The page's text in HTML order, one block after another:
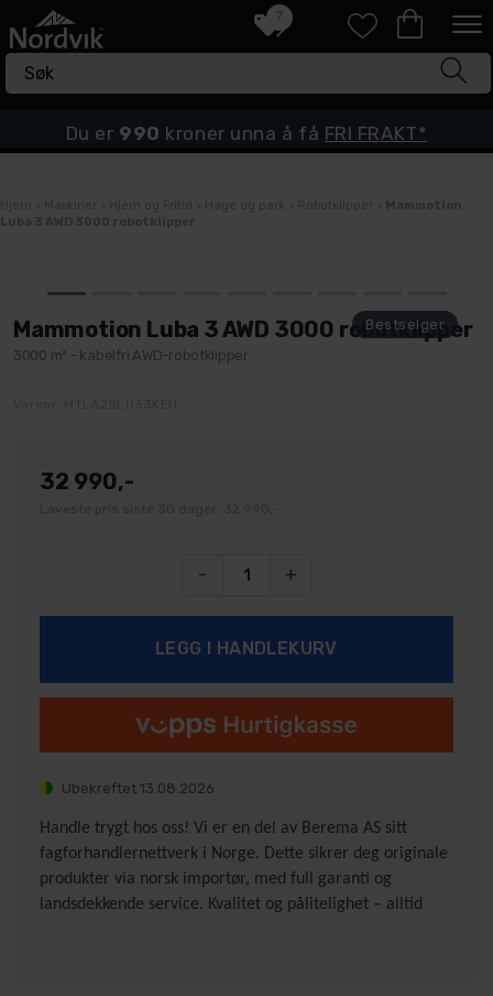
7
Du er 990 kroner unna å få FRI FRAKT*
Mammotion Luba 3 AWD 3000 robotklipper
3000 m² - kabelfri AWD-robotklipper
32 990,-
- +
Ubekreftet 13.08.2026
Handle trygt hos oss! Vi er en del av Berema AS sitt
fagforhandlernettverk i Norge. Dette sikrer deg originale
produkter via norsk importør, med full garanti og
landsdekkende service. Kvalitet og pålitelighet – alltid